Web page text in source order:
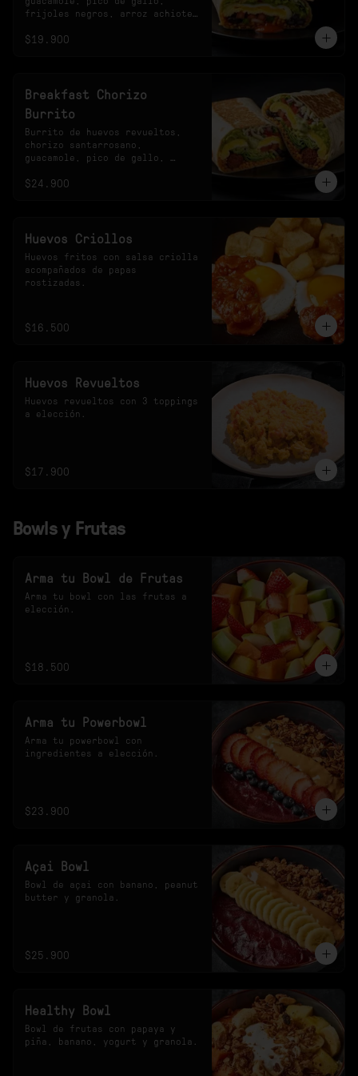
frijoles negros, arroz achiote,
habanero.
$19.900
Breakfast Chorizo
Burrito
Burrito de huevos revueltos,
chorizo santarrosano,
guacamole, pico de gallo,
achiotado, lechuga, queso y
$24.900
Huevos Criollos
Huevos fritos con salsa criolla
acompañados de papas
rostizadas.
$16.500
Huevos Revueltos
Huevos revueltos con 3 toppings
a elección.
$17.900
Bowls y Frutas
Arma tu Bowl de Frutas
Arma tu bowl con las frutas a
elección.
$18.500
Arma tu Powerbowl
Arma tu powerbowl con
ingredientes a elección.
$23.900
Açai Bowl
Bowl de açai con banano, peanut
butter y granola.
$25.900
Healthy Bowl
Bowl de frutas con papaya y
piña, banano, yogurt y granola.